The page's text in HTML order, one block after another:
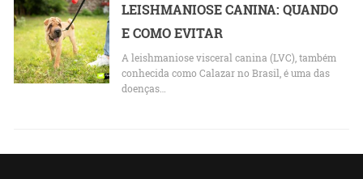
LEISHMANIOSE CANINA: QUANDO
E COMO EVITAR
A leishmaniose visceral canina (LVC), também
conhecida como Calazar no Brasil, é uma das
doenças…